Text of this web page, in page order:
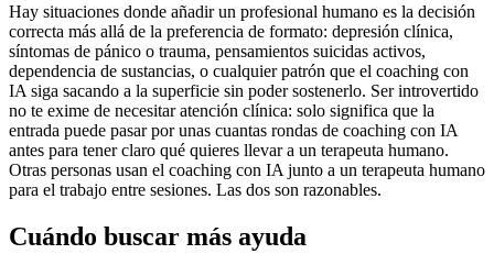
Hay situaciones donde añadir un profesional humano es la decisión
correcta más allá de la preferencia de formato: depresión clínica,
síntomas de pánico o trauma, pensamientos suicidas activos,
dependencia de sustancias, o cualquier patrón que el coaching con
IA siga sacando a la superficie sin poder sostenerlo. Ser introvertido
no te exime de necesitar atención clínica: solo significa que la
entrada puede pasar por unas cuantas rondas de coaching con IA
antes para tener claro qué quieres llevar a un terapeuta humano.
Otras personas usan el coaching con IA junto a un terapeuta humano
para el trabajo entre sesiones. Las dos son razonables.
Cuándo buscar más ayuda